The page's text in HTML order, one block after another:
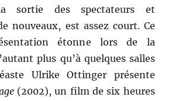
sortie des spectateurs et
nouveaux, est assez court. Ce
étonne lors de la
plus qu’à quelques salles
Ulrike Ottinger présente
(2002), un film de six heures